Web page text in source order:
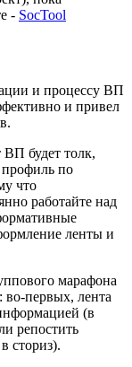
- SocTool
и процессу ВП
и привел
будет толк,
профиль по
что
работайте над
ленты и
марафона
во-первых, лента
(в
репостить
сториз).